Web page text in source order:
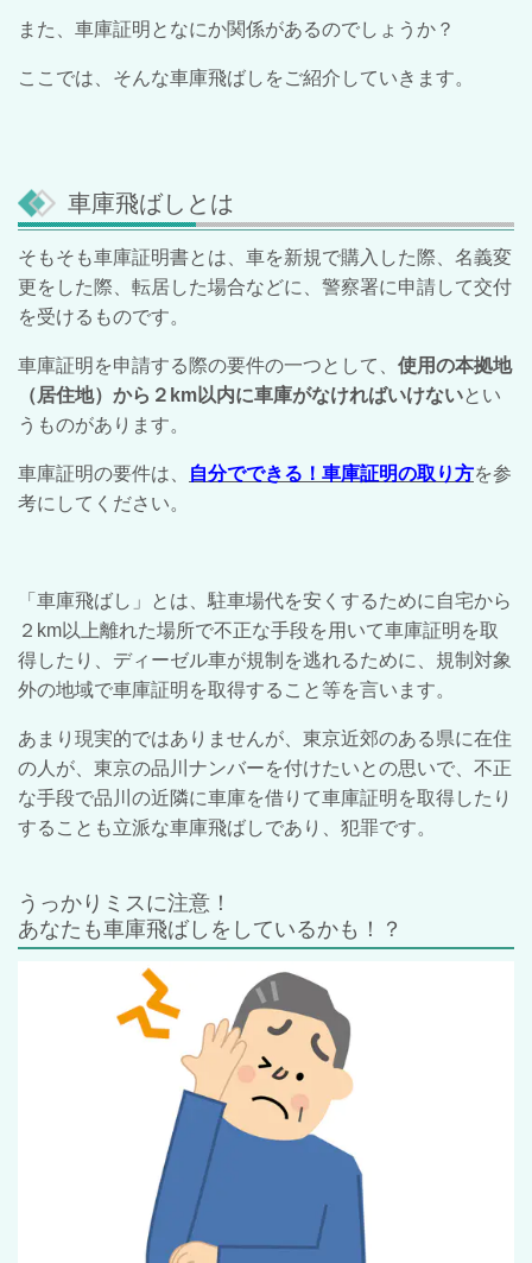
また、車庫証明となにか関係があるのでしょうか？
ここでは、そんな車庫飛ばしをご紹介していきます。
車庫飛ばしとは
そもそも車庫証明書とは、車を新規で購入した際、名義変
更をした際、転居した場合などに、警察署に申請して交付
を受けるものです。
車庫証明を申請する際の要件の一つとして、 使用の本拠地
（居住地）から２km以内に車庫がなければいけないとい
うものがあります。
車庫証明の要件は、 自分でできる！車庫証明の取り方を参
考にしてください。
「車庫飛ばし」とは、駐車場代を安くするために自宅から
２km以上離れた場所で不正な手段を用いて車庫証明を取
得したり、ディーゼル車が規制を逃れるために、規制対象
外の地域で車庫証明を取得すること等を言います。
あまり現実的ではありませんが、東京近郊のある県に在住
の人が、東京の品川ナンバーを付けたいとの思いで、不正
な手段で品川の近隣に車庫を借りて車庫証明を取得したり
することも立派な車庫飛ばしであり、犯罪です。
うっかりミスに注意！
あなたも車庫飛ばしをしているかも！？